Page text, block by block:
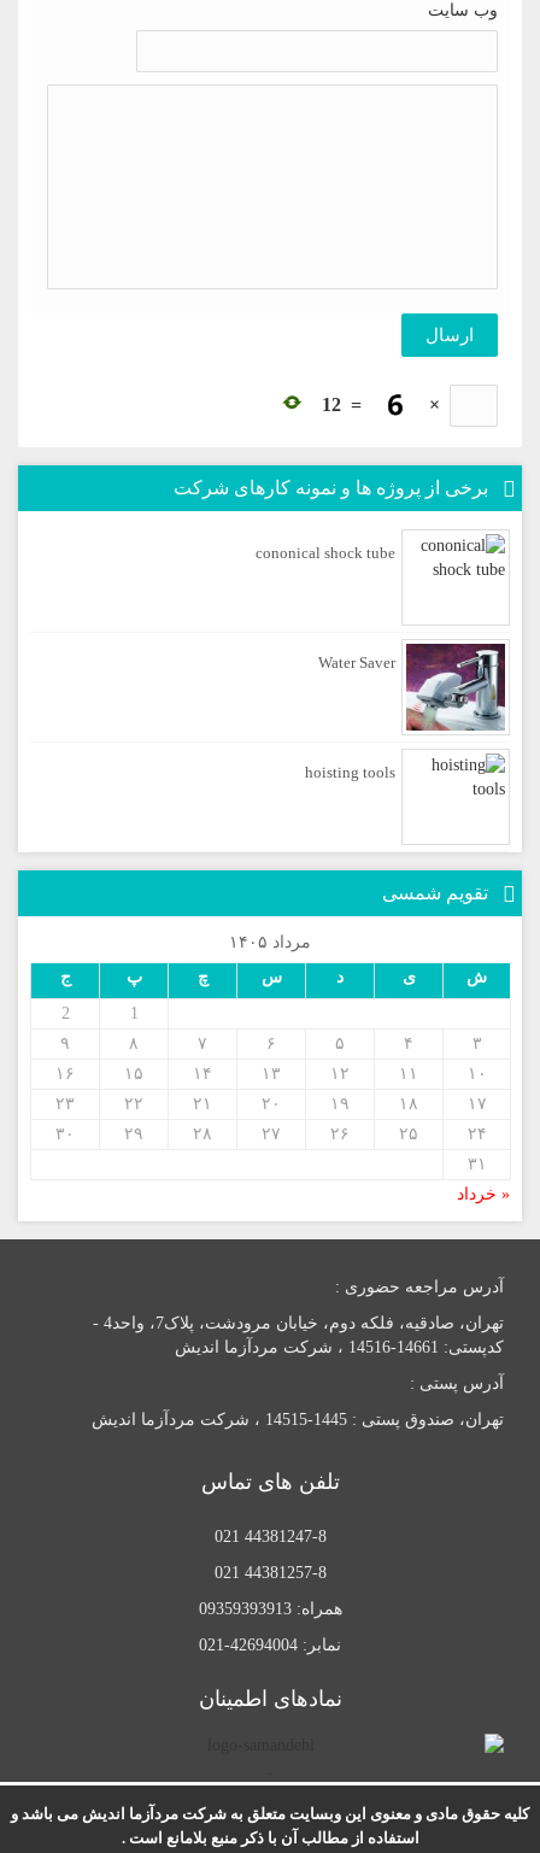
وب سایت
×
=
12
برخی از پروژه ها و نمونه کارهای شرکت
cononical shock tube
Water Saver
hoisting tools
تقویم شمسی
مرداد ۱۴۰۵
ش
ی د س چ پ ج
« خرداد
1
2
۳
۴ ۵ ۶ ۷ ۸
۹
۱۰
۱۱ ۱۲ ۱۳ ۱۴ ۱۵
۱۶
۱۷
۱۸ ۱۹ ۲۰ ۲۱ ۲۲
۲۳
۲۴
۲۵ ۲۶ ۲۷ ۲۸ ۲۹
۳۰
۳۱
آدرس مراجعه حضوری :
تهران، صادقیه، فلکه دوم، خیابان مرودشت، پلاک7، واحد4 -
کدپستی: 14661-14516 ، شرکت مردآزما اندیش
آدرس پستی :
تهران، صندوق پستی : 1445-14515 ، شرکت مردآزما اندیش
تلفن های تماس
44381247-8 021
44381257-8 021
همراه: 09359393913
نمابر: 42694004-021
نمادهای اطمینان
کلیه حقوق مادی و معنوی این وبسایت متعلق به شرکت مردآزما اندیش می باشد و
استفاده از مطالب آن با ذکر منبع بلامانع است .